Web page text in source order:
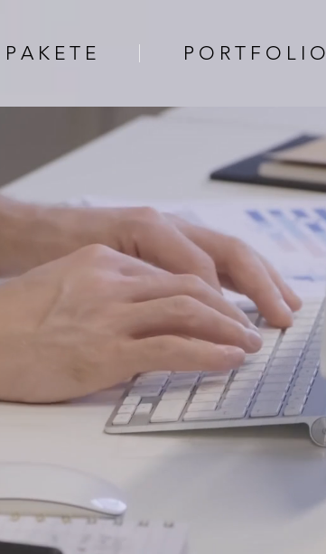
P A K E T E P O R T F O L I O